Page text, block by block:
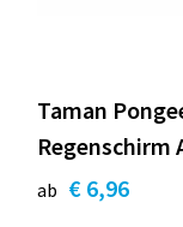
Taman
Regenschirm
ab € 6,96